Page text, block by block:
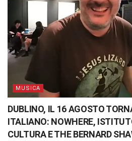
MUSICA
DUBLINO, IL 16 AGOSTO
ITALIANO: NOWHERE,
CULTURA E THE BERNARD